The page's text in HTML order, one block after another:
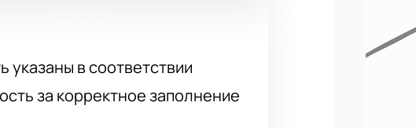
в соответствии
за корректное заполнение